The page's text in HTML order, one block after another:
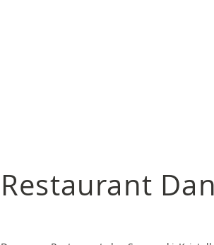
Restaurant